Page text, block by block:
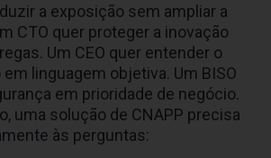
a exposição sem ampliar a
CTO quer proteger a inovação
Um CEO quer entender o
linguagem objetiva. Um BISO
em prioridade de negócio.
uma solução de CNAPP precisa
às perguntas: